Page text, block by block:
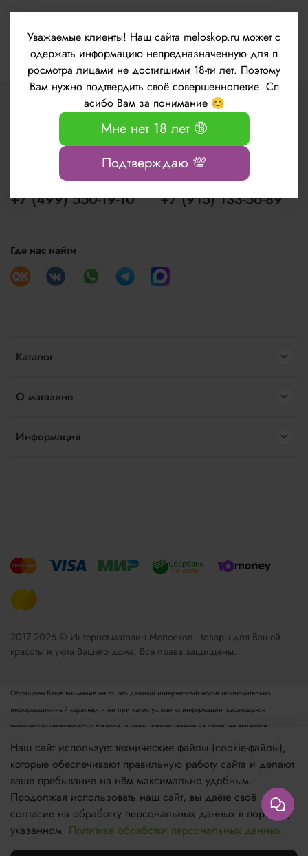
оттенков на сайте, в зависимости от цветопередачи вашего монитора.
Каталог
О магазине
Информация
+7 (499) 550-19-10 +7 (915) 133-56-89
Где нас найти
2017-2026 © Интернет-магазин Мелоскоп - товары для Вашей
красоты и уюта Вашего дома. Все права защищены.
Обращаем Ваше внимание на то, что данный интернет-сайт носит исключительно
информационный характер, и ни при каких условиях информация, касающаяся
технических характеристик товаров, и цены, размещенные на сайте, не являются
публичной офертой, определяемой положениями пункта 2 статьи 437 Гражданского
кодекса РФ. Для получения подробной информации просьба обращаться к менеджеру.
Опубликованная на данном сайте информация может быть изменена в любое время без
предварительного уведомления.
Если вы заметили ошибку в описании, пожалуйста, сообщите нам по адресу
zakaz@meloskop.ru
Наш сайт использует технические файлы (cookie-файлы),
которые обеспечивают правильную работу сайта и делают
ваше пребывание на нём максимально удобным.
Продолжая использовать наш сайт, вы даёте своё
согласие на обработку персональных данных в порядке,
указанном Политике обработки персональных данных
Уважаемые клиенты! Наш сайта meloskop.ru может с
одержать информацию непредназначенную для п
росмотра лицами не достигшими 18-ти лет. Поэтому
Вам нужно подтвердить своё совершеннолетие. Сп
асибо Вам за понимание 😊
Мне нет 18 лет 🔞
Подтверждаю 💯